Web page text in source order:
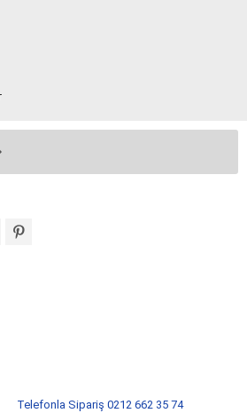
Telefonla Sipariş 0212 662 35 74